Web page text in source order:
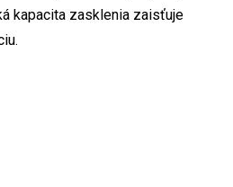
kapacita zasklenia zaisťuje